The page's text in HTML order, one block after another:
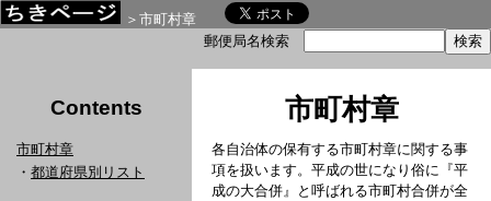
＞市町村章
郵便局名検索
Contents
市町村章
・ 都道府県別リスト
市町村章
各自治体の保有する市町村章に関する事
項を扱います。平成の世になり俗に『平
成の大合併』と呼ばれる市町村合併が全